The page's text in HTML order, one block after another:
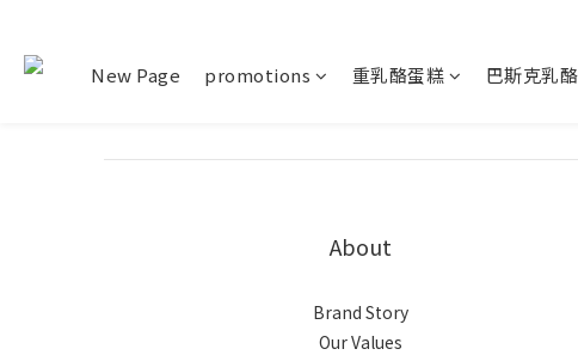
New Page promotions 重乳酪蛋糕 巴斯克乳
About
Brand Story
Our Values